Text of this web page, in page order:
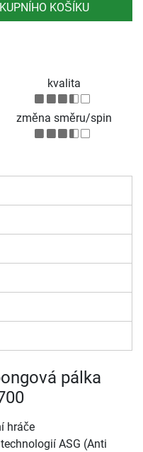
KOŠÍKU
kvalita
změna směru/spin
pálka
hráče
ASG (Anti